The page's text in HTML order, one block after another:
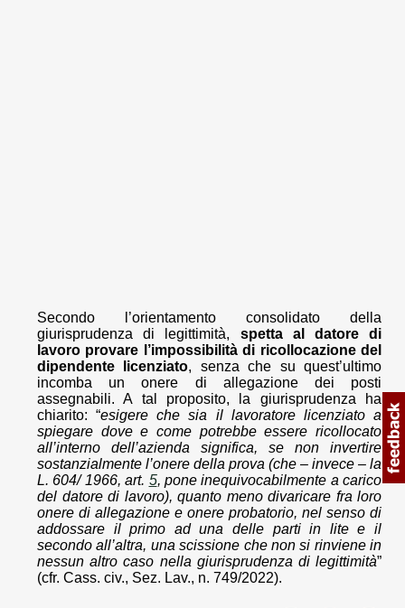
Secondo l’orientamento consolidato della
giurisprudenza di legittimità, spetta al datore di
lavoro provare l’impossibilità di ricollocazione del
dipendente licenziato, senza che su quest’ultimo
incomba un onere di allegazione dei posti
assegnabili. A tal proposito, la giurisprudenza ha
chiarito: “esigere che sia il lavoratore licenziato a
spiegare dove e come potrebbe essere ricollocato
all’interno dell’azienda significa, se non invertire
sostanzialmente l’onere della prova (che – invece – la
L. 604/ 1966, art. 5, pone inequivocabilmente a carico
del datore di lavoro), quanto meno divaricare fra loro
onere di allegazione e onere probatorio, nel senso di
addossare il primo ad una delle parti in lite e il
secondo all’altra, una scissione che non si rinviene in
nessun altro caso nella giurisprudenza di legittimità”
(cfr. Cass. civ., Sez. Lav., n. 749/2022).